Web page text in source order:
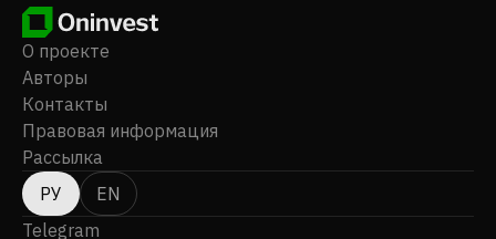
О проекте
Авторы
Контакты
Правовая информация
Рассылка
РУ
EN
Telegram